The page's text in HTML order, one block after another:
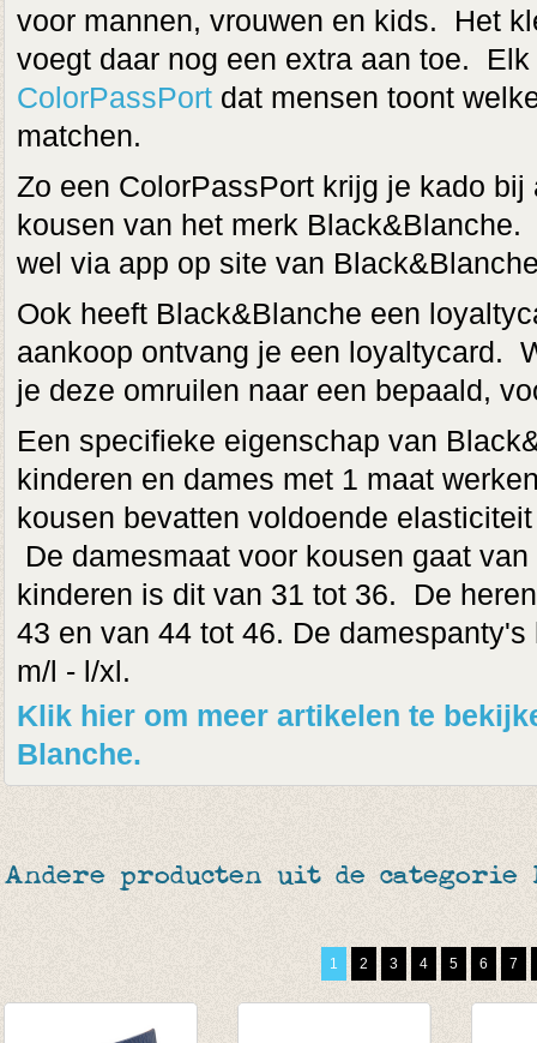
voor mannen, vrouwen en kids. Het
voegt daar nog een extra aan toe.
ColorPassPort dat mensen toont
matchen.
Zo een ColorPassPort krijg je kado
kousen van het merk
wel via app op site van
Ook heeft Black&Blanche een
aankoop ontvang je een loyaltycard.
je deze omruilen naar een bepaald,
Een specifieke eigenschap van
kinderen en dames met 1 maat
kousen bevatten voldoende
De damesmaat voor kousen gaat
kinderen is dit van 31 tot 36. De
43 en van 44 tot 46. De
m/l - l/xl.
Klik hier om meer artikelen te
Blanche.
Andere producten uit de categorie
1 2 3 4 5 6 7